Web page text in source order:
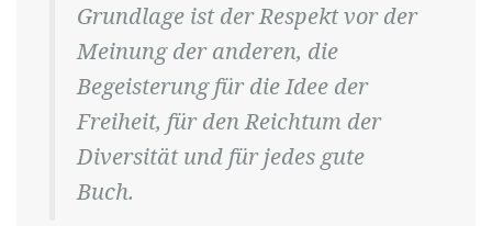
Grundlage ist der Respekt vor der
Meinung der anderen, die
Begeisterung für die Idee der
Freiheit, für den Reichtum der
Diversität und für jedes gute
Buch.